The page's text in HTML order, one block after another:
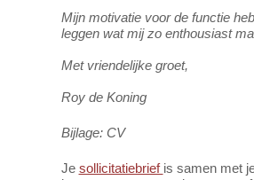
Mijn motivatie voor de functie
leggen wat mij zo enthousiast
Met vriendelijke groet,
Roy de Koning
Bijlage: CV
Je sollicitatiebrief is samen met